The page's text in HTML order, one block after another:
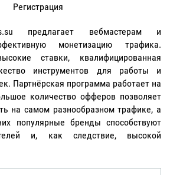
Регистрация
предлагает вебмастерам и
монетизацию трафика.
ставки, квалифицированная
инструментов для работы и
Партнёрская программа работает на
количество офферов позволяет
на самом разнообразном трафике, а
популярные бренды способствуют
и, как следствие, высокой